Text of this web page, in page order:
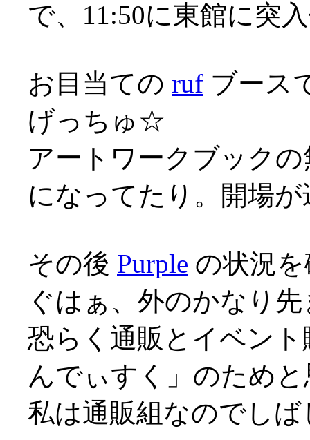
で、11:50に東館に突
お目当ての ruf ブース
げっちゅ☆
アートワークブック
になってたり。開場
その後 Purple の状況
ぐはぁ、外のかなり
恐らく通販とイベン
んでぃすく」のため
私は通販組なのでし